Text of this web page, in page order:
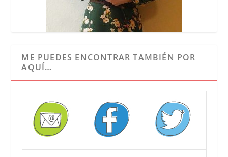
ME PUEDES ENCONTRAR TAMBIÉN POR
AQUÍ…